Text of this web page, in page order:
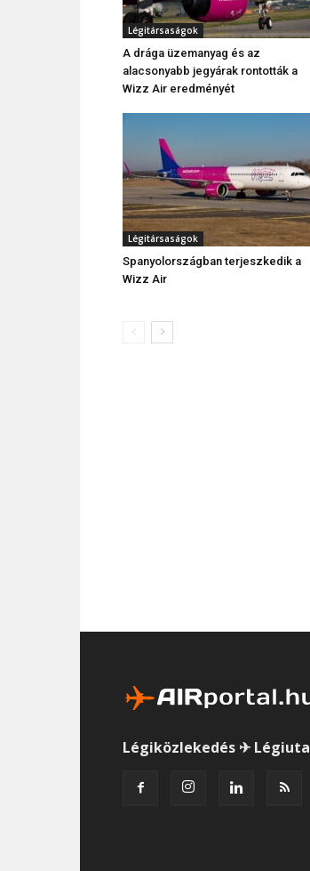
Légitársaságok
A drága üzemanyag és az
alacsonyabb jegyárak rontották a
Wizz Air eredményét
Légitársaságok
Spanyolországban terjeszkedik a
Wizz Air
Légiközlekedés ✈